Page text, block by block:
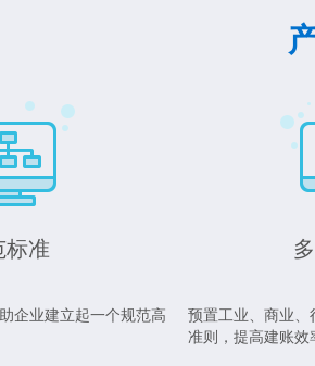
标准
企业建立起一个规范高
预置工业、商业、
准则，提高建账效